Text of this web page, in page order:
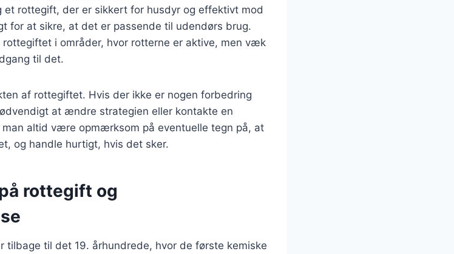
et rottegift, der er sikkert for husdyr og effektivt mod
for at sikre, at det er passende til udendørs brug.
rottegiftet i områder, hvor rotterne er aktive, men væk
til det.
af rottegiftet. Hvis der ikke er nogen forbedring
at ændre strategien eller kontakte en
altid være opmærksom på eventuelle tegn på, at
og handle hurtigt, hvis det sker.
rottegift og
tilbage til det 19. århundrede, hvor de første kemiske